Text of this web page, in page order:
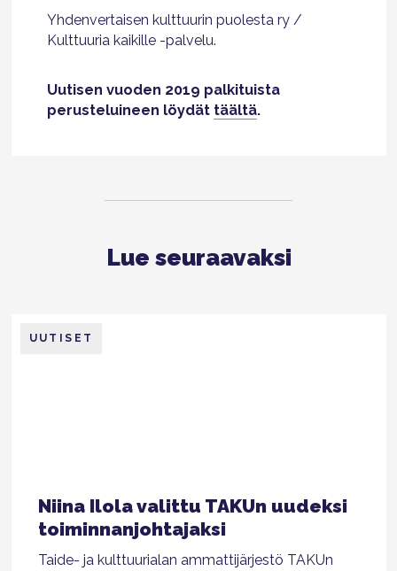
Yhdenvertaisen kulttuurin puolesta ry /
Kulttuuria kaikille -palvelu.
Uutisen vuoden 2019 palkituista
perusteluineen löydät täältä.
Lue seuraavaksi
Niina Ilola valittu TAKUn uudeksi
toiminnanjohtajaksi
UUTISET
Taide- ja kulttuurialan ammattijärjestö TAKUn